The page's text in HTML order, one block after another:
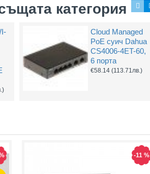
категория
Cloud Managed
PoE суич Dahua
CS4006-4ET-60,
6 порта
€58.14 (113.71лв.)
-11 %